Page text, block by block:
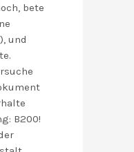
bete
und
B200!